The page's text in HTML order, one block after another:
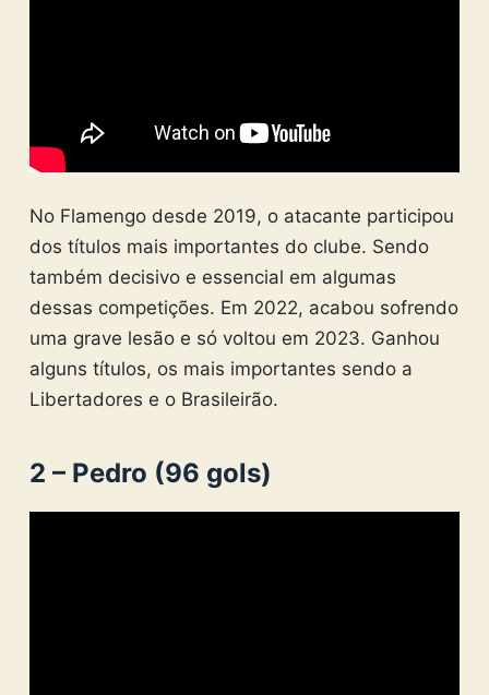
No Flamengo desde 2019, o atacante participou
dos títulos mais importantes do clube. Sendo
também decisivo e essencial em algumas
dessas competições. Em 2022, acabou sofrendo
uma grave lesão e só voltou em 2023. Ganhou
alguns títulos, os mais importantes sendo a
Libertadores e o Brasileirão.
2 – Pedro (96 gols)